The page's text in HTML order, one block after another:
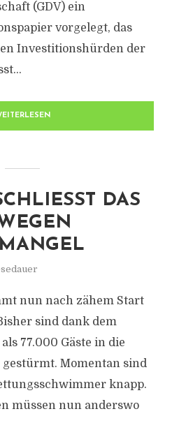
(GDV) ein
vorgelegt, das
Investitionshürden der
DAS N
P
nun nach zähem Start
sind dank dem
77.000 Gäste in die
Momentan sind
knapp.
müssen nun anderswo